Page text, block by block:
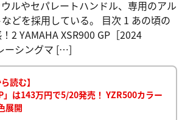
ルやセパレートハンドル、専用のアル
どを採用している。 目次 1 あの頃の
2 YAMAHA XSR900 GP［2024
ーシングマ […]
読む】
」は143万円で5/20発売！ YZR500カラー
展開